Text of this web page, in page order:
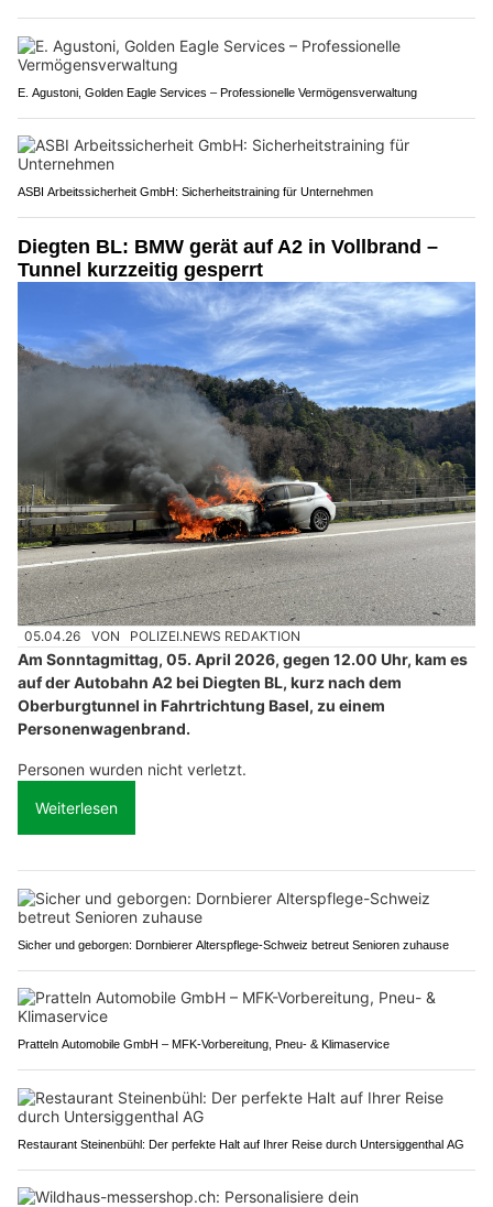
E. Agustoni, Golden Eagle Services – Professionelle Vermögensverwaltung
ASBI Arbeitssicherheit GmbH: Sicherheitstraining für Unternehmen
Diegten BL: BMW gerät auf A2 in Vollbrand –
Tunnel kurzzeitig gesperrt
05.04.26 VON POLIZEI.NEWS REDAKTION
Am Sonntagmittag, 05. April 2026, gegen 12.00 Uhr, kam es
auf der Autobahn A2 bei Diegten BL, kurz nach dem
Oberburgtunnel in Fahrtrichtung Basel, zu einem
Personenwagenbrand.
Personen wurden nicht verletzt.
Weiterlesen
Sicher und geborgen: Dornbierer Alterspflege-Schweiz betreut Senioren zuhause
Pratteln Automobile GmbH – MFK-Vorbereitung, Pneu- & Klimaservice
Restaurant Steinenbühl: Der perfekte Halt auf Ihrer Reise durch Untersiggenthal AG